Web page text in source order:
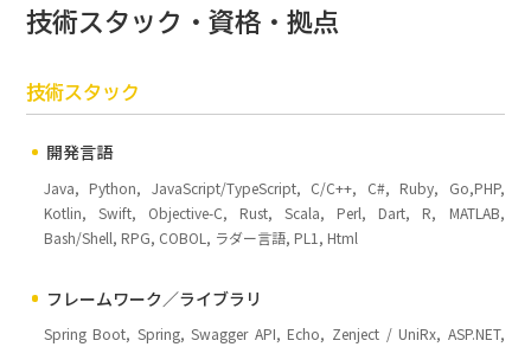
技術スタック・資格・拠点
技術スタック
開発言語
Java, Python, JavaScript/TypeScript, C/C++, C#, Ruby, Go,PHP,
Kotlin, Swift, Objective-C, Rust, Scala, Perl, Dart, R, MATLAB,
Bash/Shell, RPG, COBOL, ラダー言語, PL1, Html
フレームワーク／ライブラリ
Spring Boot, Spring, Swagger API, Echo, Zenject / UniRx, ASP.NET,